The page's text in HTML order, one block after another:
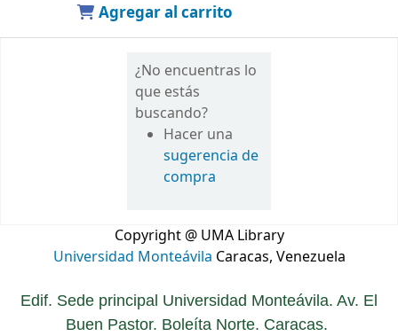
Agregar al carrito
¿No encuentras lo
que estás
buscando?
Hacer una
sugerencia de
compra
Copyright @ UMA Library
Universidad Monteávila Caracas, Venezuela
Edif. Sede principal Universidad Monteávila. Av. El
Buen Pastor. Boleíta Norte. Caracas.